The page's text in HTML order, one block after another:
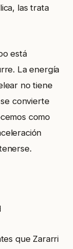
las trata
está
La energía
no tiene
convierte
como
que Zararri